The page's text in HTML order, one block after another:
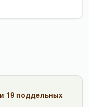
19 поддельных